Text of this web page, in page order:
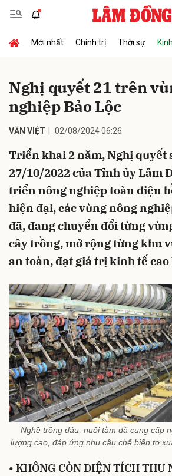
Mới nhất Chính trị Thời sự
Nghị quyết 21 trên
nghiệp Bảo Lộc
VĂN VIỆT 02/08/2024 06:26
Triển khai 2 năm, Nghị quyết
27/10/2022 của Tỉnh ủy Lâm
triển nông nghiệp toàn diện
hiện đại, các vùng nông
đã, đang chuyển đổi từng
cây trồng, mở rộng từng khu
an toàn, đạt giá trị kinh tế cao
Nghề trồng dâu, nuôi tằm đã cung cấp
lượng cao, đáp ứng nhu cầu chế biến tơ
• KHÔNG CÒN DIỆN TÍCH THU
Gửi bình luận